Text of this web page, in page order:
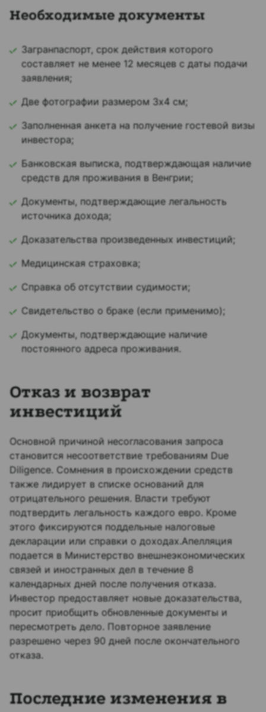
Необходимые документы
Загранпаспорт, срок действия которого
составляет не менее 12 месяцев с даты подачи
заявления;
Две фотографии размером 3х4 см;
Заполненная анкета на получение гостевой визы
инвестора;
Банковская выписка, подтверждающая наличие
средств для проживания в Венгрии;
Документы, подтверждающие легальность
источника дохода;
Доказательства произведенных инвестиций;
Медицинская страховка;
Справка об отсутствии судимости;
Свидетельство о браке (если применимо);
Документы, подтверждающие наличие
постоянного адреса проживания.
Отказ и возврат
инвестиций
Основной причиной несогласования запроса
становится несоответствие требованиям Due
Diligence. Сомнения в происхождении средств
также лидирует в списке оснований для
отрицательного решения. Власти требуют
подтвердить легальность каждого евро. Кроме
этого фиксируются поддельные налоговые
декларации или справки о доходах.Апелляция
подается в Министерство внешнеэкономических
связей и иностранных дел в течение 8
календарных дней после получения отказа.
Инвестор предоставляет новые доказательства,
просит приобщить обновленные документы и
пересмотреть дело. Повторное заявление
разрешено через 90 дней после окончательного
отказа.
Последние изменения в